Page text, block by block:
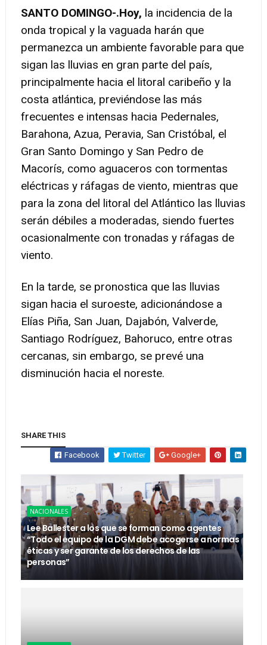
SANTO DOMINGO-.Hoy, la incidencia de la
onda tropical y la vaguada harán que
permanezca un ambiente favorable para que
sigan las lluvias en gran parte del país,
principalmente hacia el litoral caribeño y la
costa atlántica, previéndose las más
frecuentes e intensas hacia Pedernales,
Barahona, Azua, Peravia, San Cristóbal, el
Gran Santo Domingo y San Pedro de
Macorís, como aguaceros con tormentas
eléctricas y ráfagas de viento, mientras que
para la zona del litoral del Atlántico las lluvias
serán débiles a moderadas, siendo fuertes
ocasionalmente con tronadas y ráfagas de
viento.
En la tarde, se pronostica que las lluvias
sigan hacia el suroeste, adicionándose a
Elías Piña, San Juan, Dajabón, Valverde,
Santiago Rodríguez, Bahoruco, entre otras
cercanas, sin embargo, se prevé una
disminución hacia el noreste.
SHARE THIS
Facebook Twitter Google+
NACIONALES
Lee Ballester a los que se forman como agentes
“Todo el equipo de la DGM debe acogerse a normas
éticas y ser garante de los derechos de las
personas”